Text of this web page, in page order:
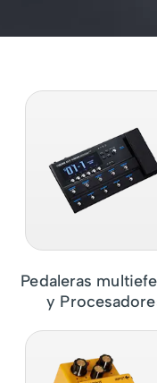
Pedaleras
y